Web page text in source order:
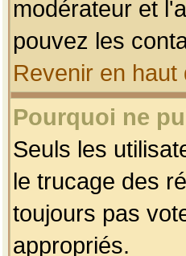
modérateur et
pouvez les
Revenir en haut
Pourquoi ne
Seuls les
le trucage des
toujours pas
appropriés.